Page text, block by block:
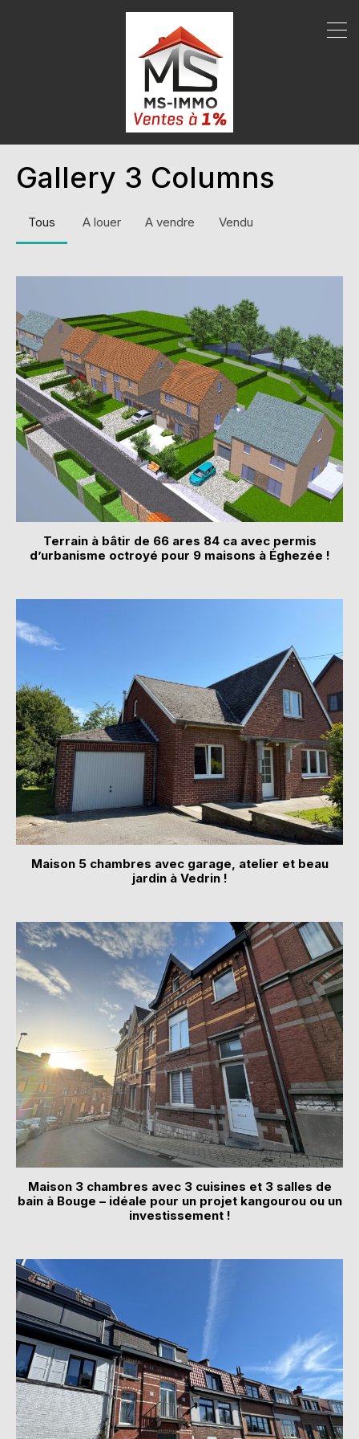
Gallery 3 Columns
Tous A louer A vendre Vendu
Terrain à bâtir de 66 ares 84 ca avec permis
d’urbanisme octroyé pour 9 maisons à Éghezée !
Maison 5 chambres avec garage, atelier et beau
jardin à Vedrin !
Maison 3 chambres avec 3 cuisines et 3 salles de
bain à Bouge – idéale pour un projet kangourou ou un
investissement !